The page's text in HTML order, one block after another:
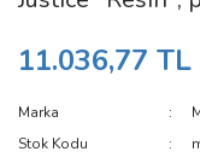
11.036,77 TL
Marka
Stok Kodu